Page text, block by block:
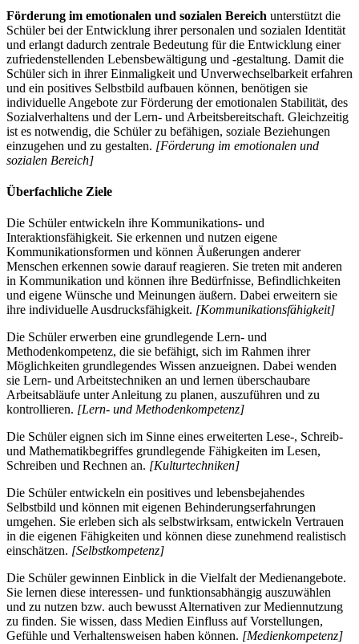
Förderung im emotionalen und sozialen Bereich unterstützt die
Schüler bei der Entwicklung ihrer personalen und sozialen Identität
und erlangt dadurch zentrale Bedeutung für die Entwicklung einer
zufriedenstellenden Lebensbewältigung und -gestaltung. Damit die
Schüler sich in ihrer Einmaligkeit und Unverwechselbarkeit erfahren
und ein positives Selbstbild aufbauen können, benötigen sie
individuelle Angebote zur Förderung der emotionalen Stabilität, des
Sozialverhaltens und der Lern- und Arbeitsbereitschaft. Gleichzeitig
ist es notwendig, die Schüler zu befähigen, soziale Beziehungen
einzugehen und zu gestalten. [Förderung im emotionalen und
sozialen Bereich]
Überfachliche Ziele
Die Schüler entwickeln ihre Kommunikations- und
Interaktionsfähigkeit. Sie erkennen und nutzen eigene
Kommunikationsformen und können Äußerungen anderer
Menschen erkennen sowie darauf reagieren. Sie treten mit anderen
in Kommunikation und können ihre Bedürfnisse, Befindlichkeiten
und eigene Wünsche und Meinungen äußern. Dabei erweitern sie
ihre individuelle Ausdrucksfähigkeit. [Kommunikationsfähigkeit]
Die Schüler erwerben eine grundlegende Lern- und
Methodenkompetenz, die sie befähigt, sich im Rahmen ihrer
Möglichkeiten grundlegendes Wissen anzueignen. Dabei wenden
sie Lern- und Arbeitstechniken an und lernen überschaubare
Arbeitsabläufe unter Anleitung zu planen, auszuführen und zu
kontrollieren. [Lern- und Methodenkompetenz]
Die Schüler eignen sich im Sinne eines erweiterten Lese-, Schreib-
und Mathematikbegriffes grundlegende Fähigkeiten im Lesen,
Schreiben und Rechnen an. [Kulturtechniken]
Die Schüler entwickeln ein positives und lebensbejahendes
Selbstbild und können mit eigenen Behinderungserfahrungen
umgehen. Sie erleben sich als selbstwirksam, entwickeln Vertrauen
in die eigenen Fähigkeiten und können diese zunehmend realistisch
einschätzen. [Selbstkompetenz]
Die Schüler gewinnen Einblick in die Vielfalt der Medienangebote.
Sie lernen diese interessen- und funktionsabhängig auszuwählen
und zu nutzen bzw. auch bewusst Alternativen zur Mediennutzung
zu finden. Sie wissen, dass Medien Einfluss auf Vorstellungen,
Gefühle und Verhaltensweisen haben können. [Medienkompetenz]